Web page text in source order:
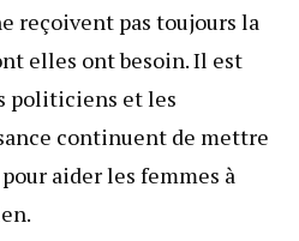
reçoivent pas toujours la
elles ont besoin. Il est
politiciens et les
continuent de mettre
aider les femmes à